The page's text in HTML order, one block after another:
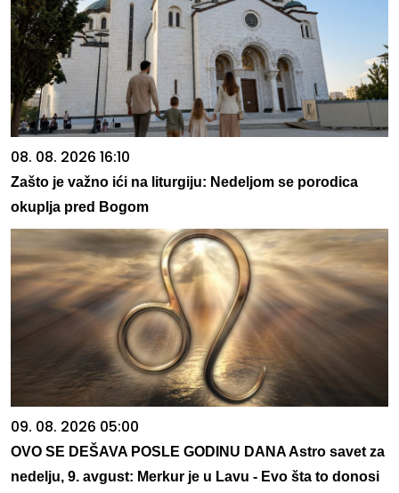
08. 08. 2026 16:10
Zašto je važno ići na liturgiju: Nedeljom se porodica
okuplja pred Bogom
09. 08. 2026 05:00
OVO SE DEŠAVA POSLE GODINU DANA Astro savet za
nedelju, 9. avgust: Merkur je u Lavu - Evo šta to donosi